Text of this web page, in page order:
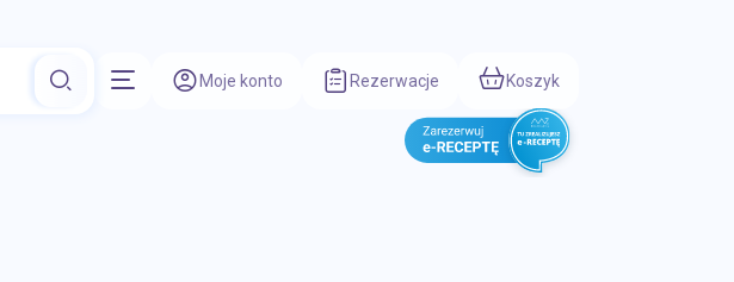
Moje konto Rezerwacje Koszyk
Artykuły higieniczne dla dzieci Układ nerwowy